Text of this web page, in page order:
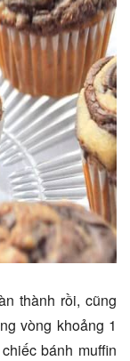
thành rồi, cũng
vòng khoảng 1
bánh muffin